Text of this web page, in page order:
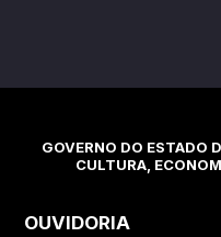
GOVERNO DO ESTADO
CULTURA,
OUVIDORIA